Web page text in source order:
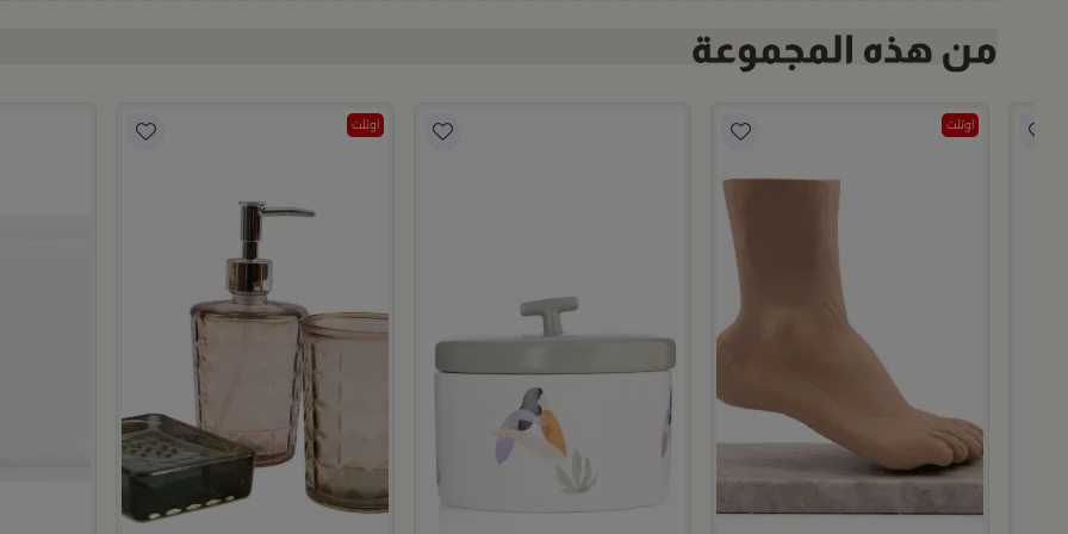
اوتلت اوتلت